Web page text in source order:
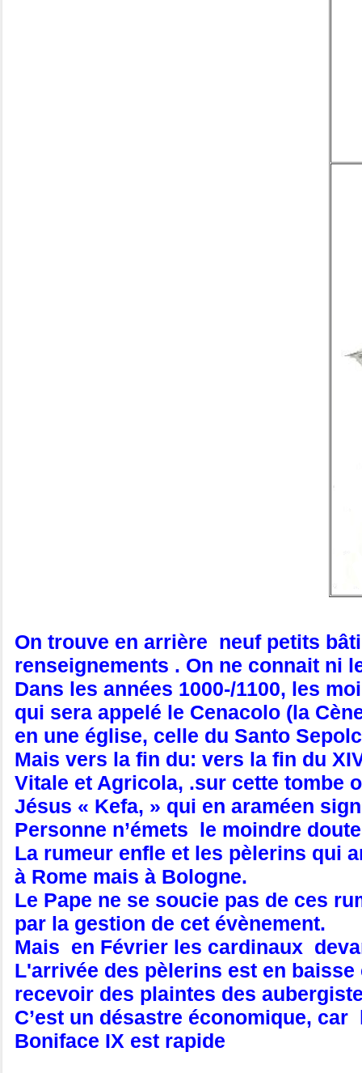
On trouve en arrière neuf petits
renseignements . On ne connait ni
Dans les années 1000-/1100, les
qui sera appelé le Cenacolo (la
en une église, celle du Santo
Mais vers la fin du: vers la fin du
Vitale et Agricola, .sur cette tombe
Jésus « Kefa, » qui en araméen
Personne n’émets le moindre
La rumeur enfle et les pèlerins qui
à Rome mais à Bologne.
Le Pape ne se soucie pas de ces
par la gestion de cet évènement.
Mais en Février les cardinaux
L'arrivée des pèlerins est en
recevoir des plaintes des
C’est un désastre économique,
Boniface IX est rapide